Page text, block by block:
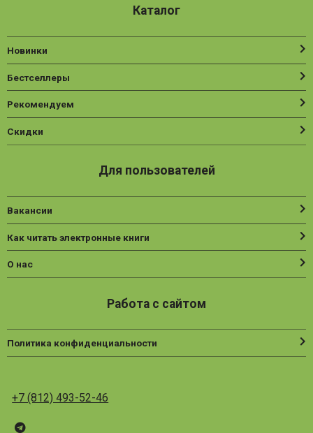
Каталог
Новинки
Бестселлеры
Рекомендуем
Скидки
Для пользователей
Вакансии
Как читать электронные книги
О нас
Работа с сайтом
Политика конфиденциальности
+7 (812) 493-52-46
Telegram